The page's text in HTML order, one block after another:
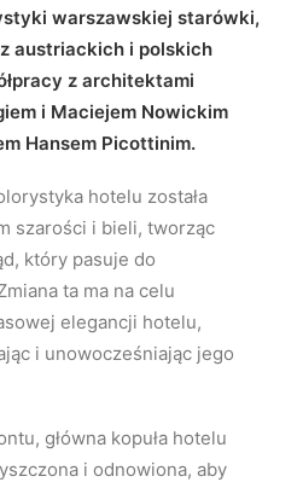
warszawskiej starówki,
austriackich i polskich
z architektami
i Maciejem Nowickim
Hansem Picottinim.
hotelu została
szarości i bieli, tworząc
który pasuje do
ta ma na celu
elegancji hotelu,
i unowocześniając jego
główna kopuła hotelu
i odnowiona, aby